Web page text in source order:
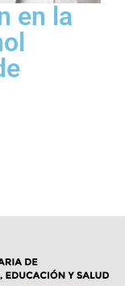
en la